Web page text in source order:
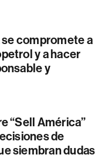
se compromete a
y a hacer
y
“Sell América”
de
siembran dudas